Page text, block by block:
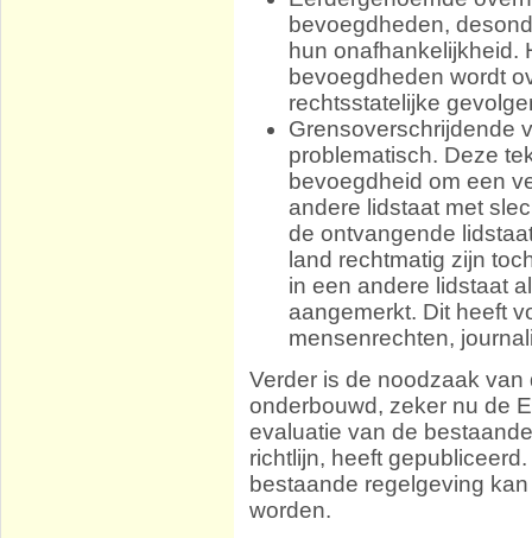
bevoegdheden,
hun onafhankelijkheid.
bevoegdheden wordt
rechtsstatelijke
Grensoverschrijdende
problematisch. Deze
bevoegdheid om een
andere lidstaat met
de ontvangende
land rechtmatig zijn
in een andere lidstaat
aangemerkt. Dit heeft
mensenrechten,
Verder is de noodzaak
onderbouwd, zeker nu de
evaluatie van de
richtlijn, heeft
bestaande regelgeving
worden.